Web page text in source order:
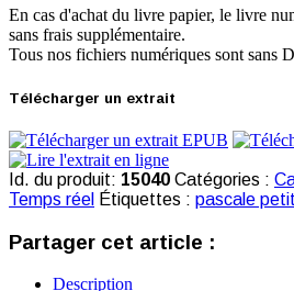
En cas d'achat du livre papier, le livre
sans frais supplémentaire.
Tous nos fichiers numériques sont sans
Télécharger un extrait
Id. du produit: 15040 Catégories :
Temps réel Étiquettes : pascale petit
Partager cet article :
Description